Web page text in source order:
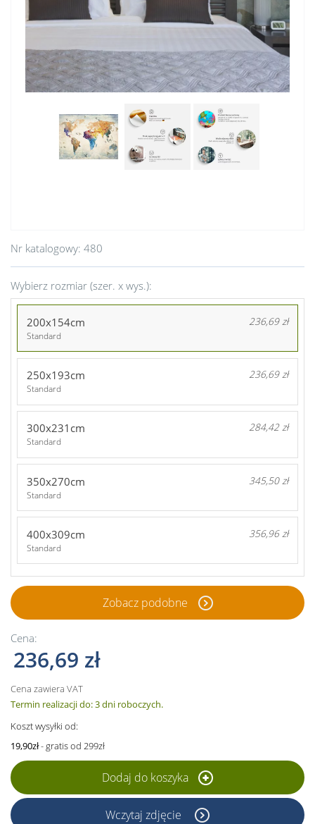
Nr katalogowy: 480
Wybierz rozmiar (szer. x wys.):
200x154cm 236,69 zł
Standard
250x193cm 236,69 zł
Standard
300x231cm 284,42 zł
Standard
350x270cm 345,50 zł
Standard
400x309cm 356,96 zł
Standard
Zobacz podobne
Cena:
236,69 zł
Cena zawiera VAT
Termin realizacji do: 3 dni roboczych.
Koszt wysyłki od:
19,90zł- gratis od 299zł
Dodaj do koszyka
Wczytaj zdjęcie